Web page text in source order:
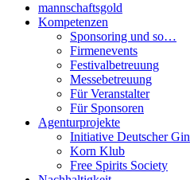
mannschaftsgold
Kompetenzen
Sponsoring und so…
Firmenevents
Festivalbetreuung
Messebetreuung
Für Veranstalter
Für Sponsoren
Agenturprojekte
Initiative Deutscher Gin
Korn Klub
Free Spirits Society